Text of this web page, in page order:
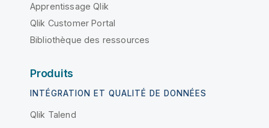
Apprentissage Qlik
Qlik Customer Portal
Bibliothèque des ressources
Produits
INTÉGRATION ET QUALITÉ DE DONNÉES
Qlik Talend